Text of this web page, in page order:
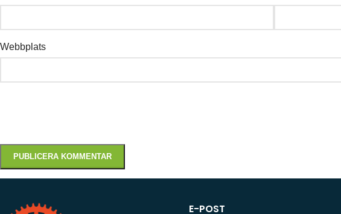
Webbplats
E-POST